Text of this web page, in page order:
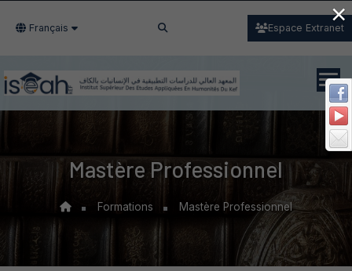
Français Espace Extranet
Mastère Professionnel
Formations Mastère Professionnel
×